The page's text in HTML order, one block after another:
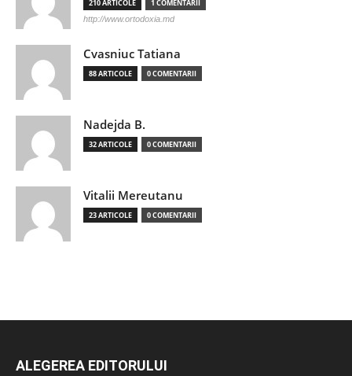
210 ARTICOLE 1 COMENTARII
http://www.ortodoxia.md
Cvasniuc Tatiana
88 ARTICOLE 0 COMENTARII
Nadejda B.
32 ARTICOLE 0 COMENTARII
Vitalii Mereutanu
23 ARTICOLE 0 COMENTARII
ALEGEREA EDITORULUI